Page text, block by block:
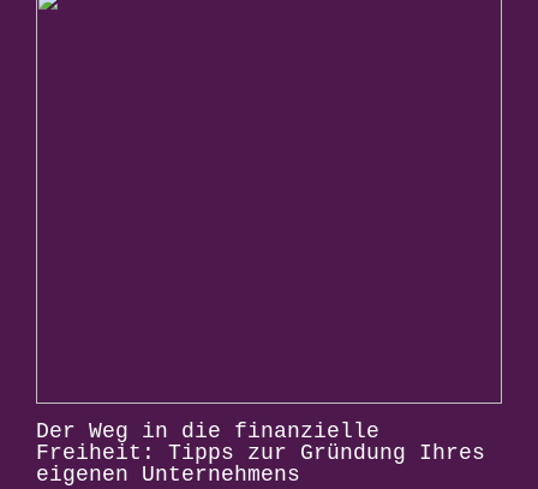
Der Weg in die finanzielle
Freiheit: Tipps zur Gründung Ihres
eigenen Unternehmens